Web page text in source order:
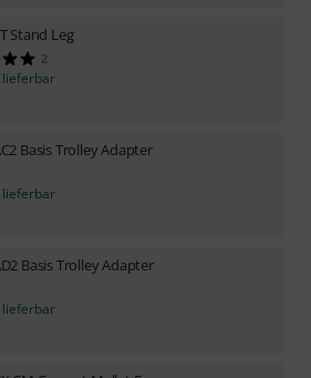
Stand Leg
2
lieferbar
Basis Trolley Adapter
lieferbar
Basis Trolley Adapter
lieferbar